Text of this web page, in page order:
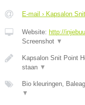
E-mail › Kapsalon
Website: http://
Screenshot ▼
Kapsalon Snit Point
staan ▼
Bio kleuringen,
▼